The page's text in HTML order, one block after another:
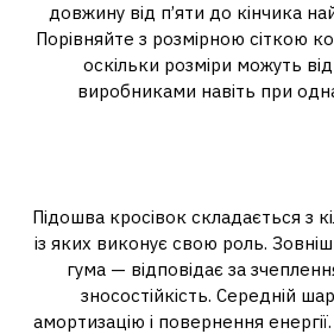
довжину від п’яти до кінчика
Порівняйте з розмірною сіткою
оскільки розміри можуть
виробниками навіть при
Підошва кросівок складається з
із яких виконує свою роль.
гума — відповідає за
зносостійкість. Середній
амортизацію і повернення